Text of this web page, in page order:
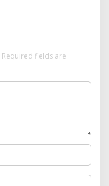
Required fields are